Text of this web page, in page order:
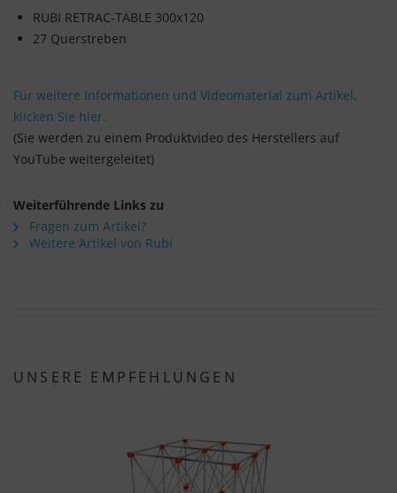
RUBI RETRAC-TABLE 300x120
27 Querstreben
Für weitere Informationen und Videomaterial zum Artikel,
klicken Sie hier.
(Sie werden zu einem Produktvideo des Herstellers auf
YouTube weitergeleitet)
Weiterführende Links zu
Fragen zum Artikel?
Weitere Artikel von Rubi
UNSERE EMPFEHLUNGEN